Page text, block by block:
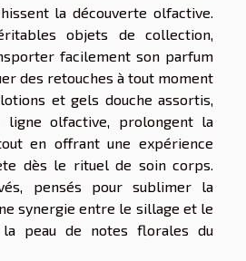
la découverte olfactive.
objets de collection,
facilement son parfum
des retouches à tout moment
et gels douche assortis,
ligne olfactive, prolongent la
en offrant une expérience
dès le rituel de soin corps.
pensés pour sublimer la
synergie entre le sillage et le
la peau de notes florales du